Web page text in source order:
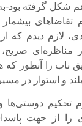
شکل گرفته
تقاضاهای
لازم دیدم که
مناظره‌ای
ناب را آنطور
و استوار در
تحکیم
را از جهت